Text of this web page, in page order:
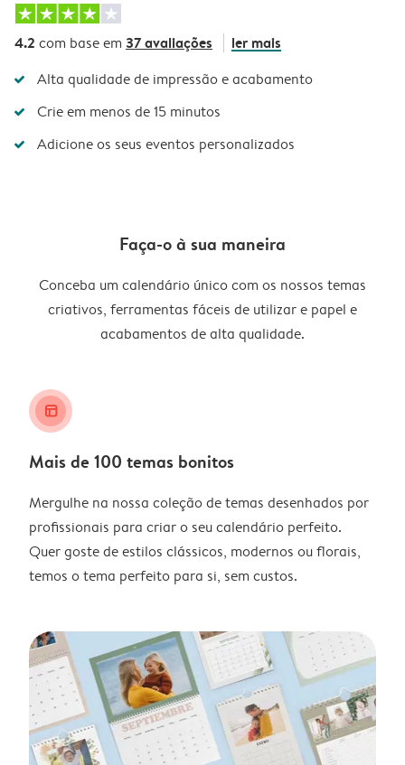
4.2 com base em 37 avaliações ler mais
Alta qualidade de impressão e acabamento
Crie em menos de 15 minutos
Adicione os seus eventos personalizados
Faça-o à sua maneira
Conceba um calendário único com os nossos temas
criativos, ferramentas fáceis de utilizar e papel e
acabamentos de alta qualidade.
layout_alt
Mais de 100 temas bonitos
Mergulhe na nossa coleção de temas desenhados por
profissionais para criar o seu calendário perfeito.
Quer goste de estilos clássicos, modernos ou florais,
temos o tema perfeito para si, sem custos.